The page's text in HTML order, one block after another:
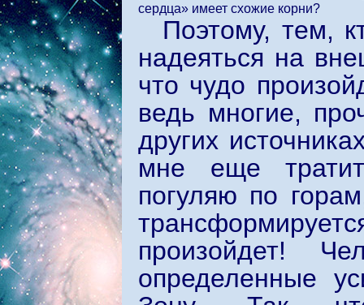
сердца» имеет схожие корни?
Поэтому, тем,
надеяться на
что чудо
ведь многие,
других
мне еще
погуляю по
произойдет!
определенные